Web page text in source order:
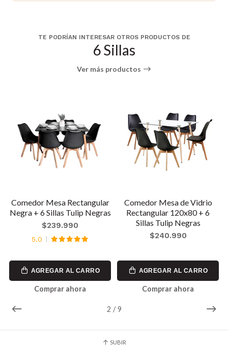
TE PODRÍAN INTERESAR OTROS PRODUCTOS DE
6 Sillas
Ver más productos
2 / 9
Comedor Mesa Rectangular
Negra + 6 Sillas Tulip Negras
$239.990
5.0
AGREGAR AL CARRO
Comprar ahora
Comedor Mesa de Vidrio
Rectangular 120x80 + 6
Sillas Tulip Negras
$240.990
AGREGAR AL CARRO
Comprar ahora
SUBIR